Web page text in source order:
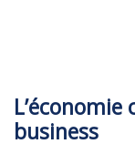
business